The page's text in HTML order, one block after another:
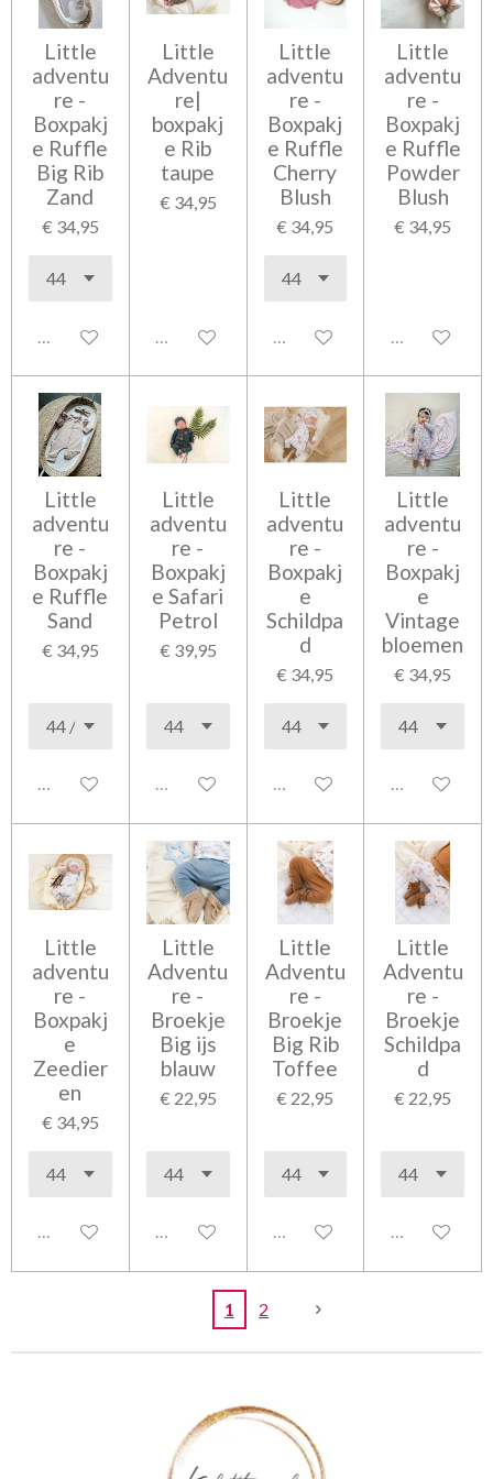
Little
adventu
re -
Boxpakj
e Ruffle
Big Rib
Zand
€ 34,95
Uitgeschakeld
Little
Adventu
re|
boxpakj
e Rib
taupe
€ 34,95
Uitgeschakeld
Little
adventu
re -
Boxpakj
e Ruffle
Cherry
Blush
€ 34,95
Uitgeschakeld
Little
adventu
re -
Boxpakj
e Ruffle
Powder
Blush
€ 34,95
Little
adventu
re -
Boxpakj
e Ruffle
Sand
€ 34,95
Uitgeschakeld
Little
adventu
re -
Boxpakj
e Safari
Petrol
€ 39,95
Uitgeschakeld
Little
adventu
re -
Boxpakj
e
Schildpa
d
€ 34,95
Uitgeschakeld
Little
adventu
re -
Boxpakj
e
Vintage
bloemen
€ 34,95
Little
adventu
re -
Boxpakj
e
Zeedier
en
€ 34,95
Uitgeschakeld
Little
Adventu
re -
Broekje
Big ijs
blauw
€ 22,95
Uitgeschakeld
Little
Adventu
re -
Broekje
Big Rib
Toffee
€ 22,95
Uitgeschakeld
Little
Adventu
re -
Broekje
Schildpa
d
€ 22,95
1 2